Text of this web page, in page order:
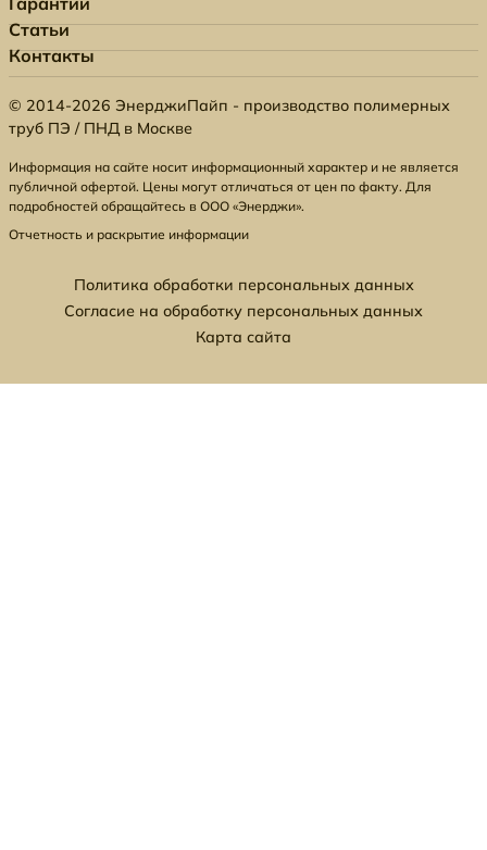
Статьи
Контакты
© 2014-2026 ЭнерджиПайп - производство полимерных
труб ПЭ / ПНД в Москве
Информация на сайте носит информационный характер и не является
публичной офертой. Цены могут отличаться от цен по факту. Для
подробностей обращайтесь в ООО «Энерджи».
Отчетность и раскрытие информации
Политика обработки персональных данных
Согласие на обработку персональных данных
Карта сайта